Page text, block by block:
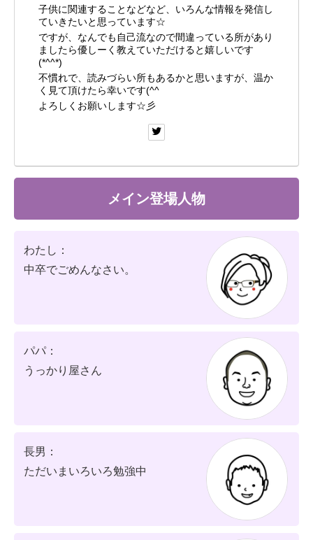
子供に関連することなどなど、いろんな情報を発信し
ていきたいと思っています☆
ですが、なんでも自己流なので間違っている所があり
ましたら優しーく教えていただけると嬉しいです
(*^^*)
不慣れで、読みづらい所もあるかと思いますが、温か
く見て頂けたら幸いです(^^ゞ
よろしくお願いします☆彡
メイン登場人物
わたし：
中卒でごめんなさい。
パパ：
うっかり屋さん
長男：
ただいまいろいろ勉強中